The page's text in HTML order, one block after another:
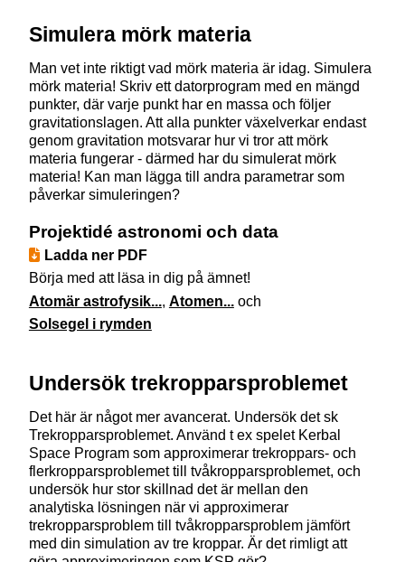
Simulera mörk materia
Man vet inte riktigt vad mörk materia är idag. Simulera
mörk materia! Skriv ett datorprogram med en mängd
punkter, där varje punkt har en massa och följer
gravitationslagen. Att alla punkter växelverkar endast
genom gravitation motsvarar hur vi tror att mörk
materia fungerar - därmed har du simulerat mörk
materia! Kan man lägga till andra parametrar som
påverkar simuleringen?
Projektidé astronomi och data
Ladda ner PDF
Börja med att läsa in dig på ämnet!
Atomär astrofysik..., Atomen...och
Solsegel i rymden
Undersök trekropparsproblemet
Det här är något mer avancerat. Undersök det sk
Trekropparsproblemet. Använd t ex spelet Kerbal
Space Program som approximerar trekroppars- och
flerkropparsproblemet till tvåkropparsproblemet, och
undersök hur stor skillnad det är mellan den
analytiska lösningen när vi approximerar
trekropparsproblem till tvåkropparsproblem jämfört
med din simulation av tre kroppar. Är det rimligt att